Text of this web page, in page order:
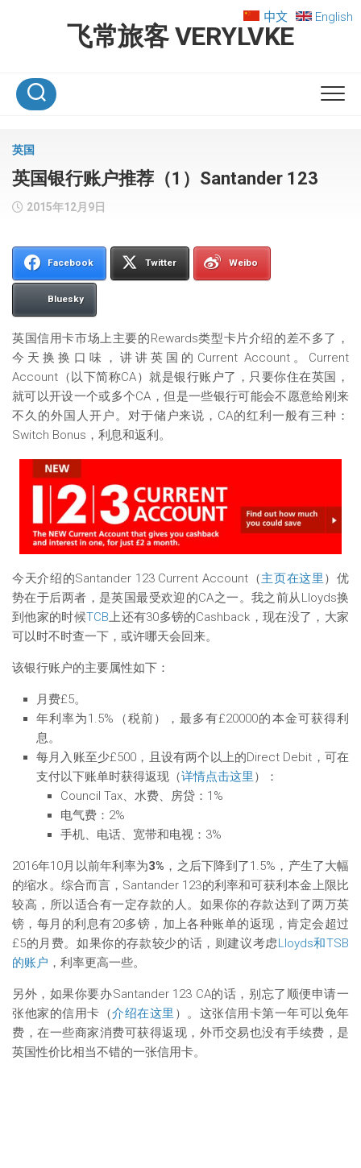
飞常旅客 VERYLVKE
中文 English
英国
英国银行账户推荐（1）Santander 123
2015年12月9日
Facebook Twitter Weibo
Bluesky
英国信用卡市场上主要的Rewards类型卡片介绍的差不多了，
今天换换口味，讲讲英国的Current Account。Current
Account（以下简称CA）就是银行账户了，只要你住在英国，
就可以开设一个或多个CA，但是一些银行可能会不愿意给刚来
不久的外国人开户。对于储户来说，CA的红利一般有三种：
Switch Bonus，利息和返利。
今天介绍的Santander 123 Current Account（主页在这里 ）优
势在于后两者，是英国最受欢迎的CA之一。我之前从Lloyds换
到他家的时候TCB上还有30多镑的Cashback，现在没了，大家
可以时不时查一下，或许哪天会回来。
该银行账户的主要属性如下：
月费£5。
年利率为1.5%（税前），最多有£20000的本金可获得利
息。
每月入账至少£500，且设有两个以上的Direct Debit，可在
支付以下账单时获得返现（详情点击这里 ）：
Council Tax、水费、房贷：1%
电气费：2%
手机、电话、宽带和电视：3%
2016年10月以前年利率为3% ，之后下降到了1.5%，产生了大幅
的缩水。综合而言，Santander 123的利率和可获利本金上限比
较高，所以适合有一定存款的人。如果你的存款达到了两万英
镑，每月的利息有20多镑，加上各种账单的返现，肯定会超过
£5的月费。如果你的存款较少的话，则建议考虑Lloyds和TSB
的账户 ，利率更高一些。
另外，如果你要办Santander 123 CA的话，别忘了顺便申请一
张他家的信用卡（介绍在这里 ）。这张信用卡第一年可以免年
费，在一些商家消费可获得返现，外币交易也没有手续费，是
英国性价比相当不错的一张信用卡。